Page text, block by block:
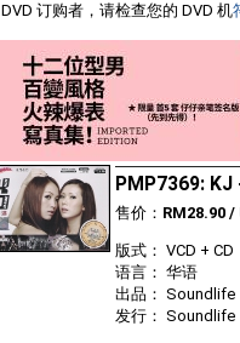
DVD 订购者，请检查您的 DVD 机
PMP7369: KJ
售价： RM28.90 /
版式： VCD + CD
语言： 华语
出品： Soundlife
发行： Soundlife